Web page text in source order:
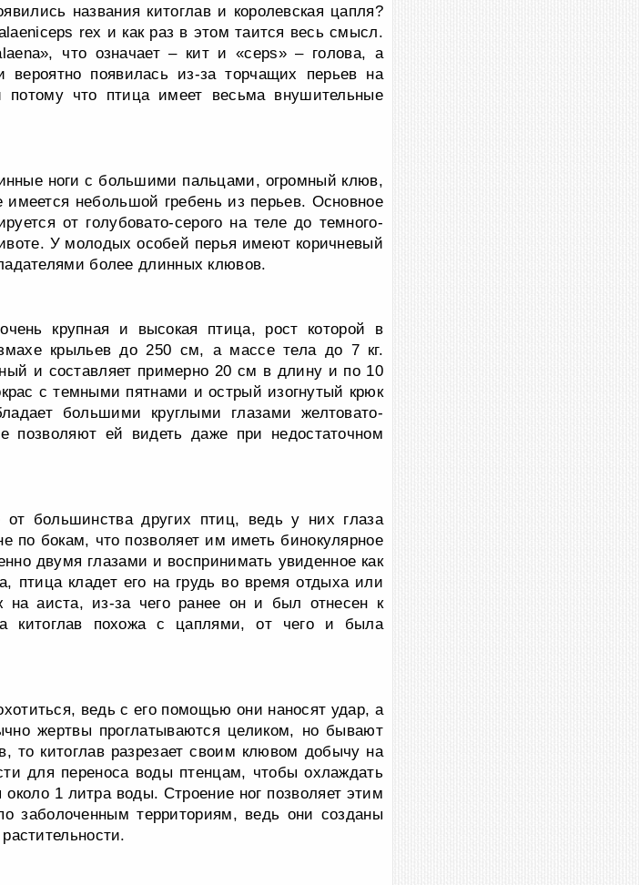
названия китоглав и королевская цапля?
rex и как раз в этом таится весь смысл.
что означает – кит и «ceps» – голова, а
вероятно появилась из-за торчащих перьев на
что птица имеет весьма внушительные
ноги с большими пальцами, огромный клюв,
имеется небольшой гребень из перьев. Основное
от голубовато-серого на теле до темного-
У молодых особей перья имеют коричневый
более длинных клювов.
крупная и высокая птица, рост которой в
крыльев до 250 см, а массе тела до 7 кг.
и составляет примерно 20 см в длину и по 10
с темными пятнами и острый изогнутый крюк
большими круглыми глазами желтовато-
позволяют ей видеть даже при недостаточном
от большинства других птиц, ведь у них глаза
по бокам, что позволяет им иметь бинокулярное
двумя глазами и воспринимать увиденное как
птица кладет его на грудь во время отдыха или
на аиста, из-за чего ранее он и был отнесен к
китоглав похожа с цаплями, от чего и была
ведь с его помощью они наносят удар, а
жертвы проглатываются целиком, но бывают
то китоглав разрезает своим клювом добычу на
для переноса воды птенцам, чтобы охлаждать
1 литра воды. Строение ног позволяет этим
заболоченным территориям, ведь они созданы